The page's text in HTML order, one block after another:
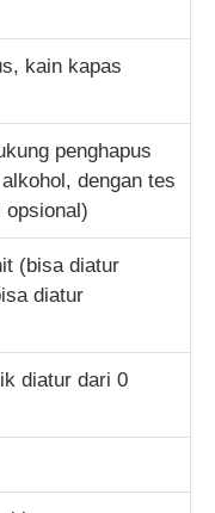
kain kapas
penghapus
dengan tes
opsional)
(bisa diatur
diatur
diatur dari 0